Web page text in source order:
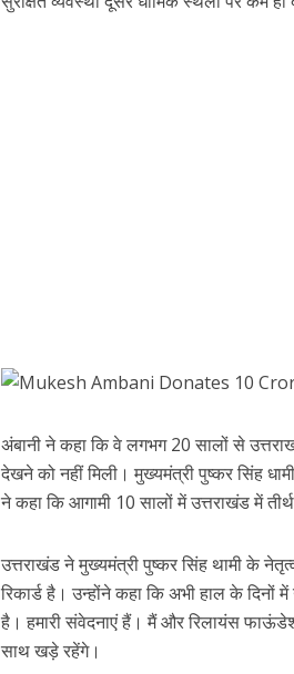
अंबानी ने कहा कि वे लगभग 20 सालों से
देखने को नहीं मिली। मुख्यमंत्री पुष्कर सिंह
ने कहा कि आगामी 10 सालों में उत्तराखंड में
उत्तराखंड ने मुख्यमंत्री पुष्कर सिंह थामी के
रिकार्ड है। उन्होंने कहा कि अभी हाल के
है। हमारी संवेदनाएं हैं। मैं और रिलायंस
साथ खड़े रहेंगे।